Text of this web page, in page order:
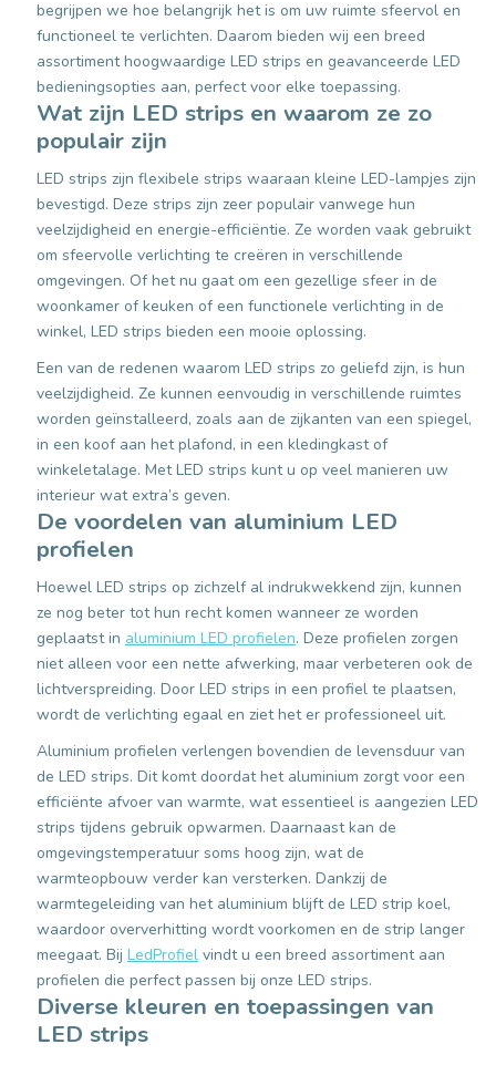
begrijpen we hoe belangrijk het is om uw ruimte sfeervol en
functioneel te verlichten. Daarom bieden wij een breed
assortiment hoogwaardige LED strips en geavanceerde LED
bedieningsopties aan, perfect voor elke toepassing.
Wat zijn LED strips en waarom ze zo
populair zijn
LED strips zijn flexibele strips waaraan kleine LED-lampjes zijn
bevestigd. Deze strips zijn zeer populair vanwege hun
veelzijdigheid en energie-efficiëntie. Ze worden vaak gebruikt
om sfeervolle verlichting te creëren in verschillende
omgevingen. Of het nu gaat om een gezellige sfeer in de
woonkamer of keuken of een functionele verlichting in de
winkel, LED strips bieden een mooie oplossing.
Een van de redenen waarom LED strips zo geliefd zijn, is hun
veelzijdigheid. Ze kunnen eenvoudig in verschillende ruimtes
worden geïnstalleerd, zoals aan de zijkanten van een spiegel,
in een koof aan het plafond, in een kledingkast of
winkeletalage. Met LED strips kunt u op veel manieren uw
interieur wat extra’s geven.
De voordelen van aluminium LED
profielen
Hoewel LED strips op zichzelf al indrukwekkend zijn, kunnen
ze nog beter tot hun recht komen wanneer ze worden
geplaatst in aluminium LED profielen. Deze profielen zorgen
niet alleen voor een nette afwerking, maar verbeteren ook de
lichtverspreiding. Door LED strips in een profiel te plaatsen,
wordt de verlichting egaal en ziet het er professioneel uit.
Aluminium profielen verlengen bovendien de levensduur van
de LED strips. Dit komt doordat het aluminium zorgt voor een
efficiënte afvoer van warmte, wat essentieel is aangezien LED
strips tijdens gebruik opwarmen. Daarnaast kan de
omgevingstemperatuur soms hoog zijn, wat de
warmteopbouw verder kan versterken. Dankzij de
warmtegeleiding van het aluminium blijft de LED strip koel,
waardoor oververhitting wordt voorkomen en de strip langer
meegaat. Bij LedProfiel vindt u een breed assortiment aan
profielen die perfect passen bij onze LED strips.
Diverse kleuren en toepassingen van
LED strips